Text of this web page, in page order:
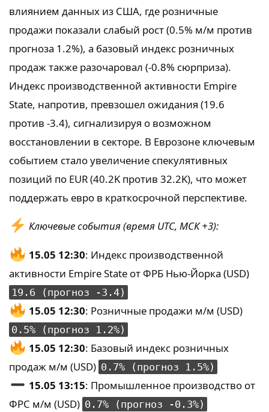
влиянием данных из США, где розничные
продажи показали слабый рост (0.5% м/м против
прогноза 1.2%), а базовый индекс розничных
продаж также разочаровал (-0.8% сюрприза).
Индекс производственной активности Empire
State, напротив, превзошел ожидания (19.6
против -3.4), сигнализируя о возможном
восстановлении в секторе. В Еврозоне ключевым
событием стало увеличение спекулятивных
позиций по EUR (40.2K против 32.2K), что может
поддержать евро в краткосрочной перспективе.
Ключевые события (время UTC, МСК +3):
15.05 12:30: Индекс производственной
активности Empire State от ФРБ Нью-Йорка (USD)
19.6 (прогноз -3.4)
15.05 12:30: Розничные продажи м/м (USD)
0.5% (прогноз 1.2%)
15.05 12:30: Базовый индекс розничных
продаж м/м (USD) 0.7% (прогноз 1.5%)
15.05 13:15: Промышленное производство от
ФРС м/м (USD) 0.7% (прогноз -0.3%)